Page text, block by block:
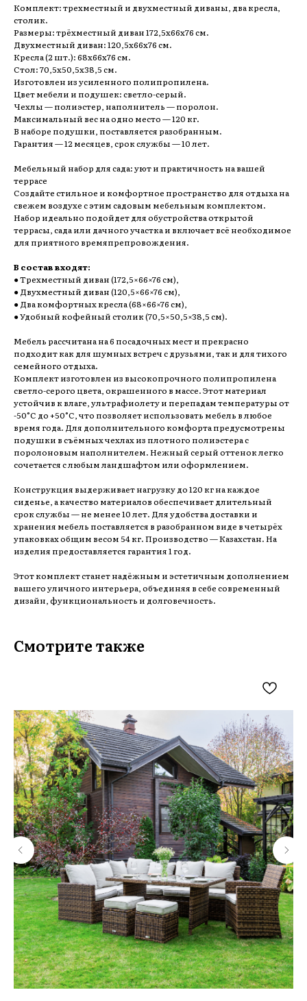
Комплект: трехместный и двухместный диваны, два кресла,
столик.
Размеры: трёхместный диван 172,5х66х76 см.
Двухместный диван: 120,5х66х76 см.
Кресла (2 шт.): 68х66х76 см.
Стол: 70,5х50,5х38,5 см.
Изготовлен из усиленного полипропилена.
Цвет мебели и подушек: светло-серый.
Чехлы — полиэстер, наполнитель — поролон.
Максимальный вес на одно место — 120 кг.
В наборе подушки, поставляется разобранным.
Гарантия — 12 месяцев, срок службы — 10 лет.
Мебельный набор для сада: уют и практичность на вашей
террасе
Создайте стильное и комфортное пространство для отдыха на
свежем воздухе с этим садовым мебельным комплектом.
Набор идеально подойдет для обустройства открытой
террасы, сада или дачного участка и включает всё необходимое
для приятного времяпрепровождения.
В состав входят:
● Трехместный диван (172,5×66×76 см),
● Двухместный диван (120,5×66×76 см),
● Два комфортных кресла (68×66×76 см),
● Удобный кофейный столик (70,5×50,5×38,5 см).
Мебель рассчитана на 6 посадочных мест и прекрасно
подходит как для шумных встреч с друзьями, так и для тихого
семейного отдыха.
Комплект изготовлен из высокопрочного полипропилена
светло-серого цвета, окрашенного в массе. Этот материал
устойчив к влаге, ультрафиолету и перепадам температуры от
-50°C до +50°C, что позволяет использовать мебель в любое
время года. Для дополнительного комфорта предусмотрены
подушки в съёмных чехлах из плотного полиэстера с
поролоновым наполнителем. Нежный серый оттенок легко
сочетается с любым ландшафтом или оформлением.
Конструкция выдерживает нагрузку до 120 кг на каждое
сиденье, а качество материалов обеспечивает длительный
срок службы — не менее 10 лет. Для удобства доставки и
хранения мебель поставляется в разобранном виде в четырёх
упаковках общим весом 54 кг. Производство — Казахстан. На
изделия предоставляется гарантия 1 год.
Этот комплект станет надёжным и эстетичным дополнением
вашего уличного интерьера, объединяя в себе современный
дизайн, функциональность и долговечность.
Смотрите также